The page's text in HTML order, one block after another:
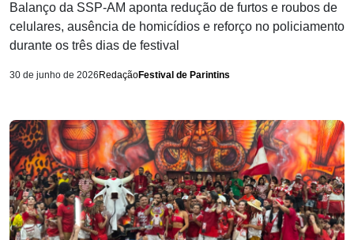
Balanço da SSP-AM aponta redução de furtos e roubos de
celulares, ausência de homicídios e reforço no policiamento
durante os três dias de festival
30 de junho de 2026 RedaçãoFestival de Parintins